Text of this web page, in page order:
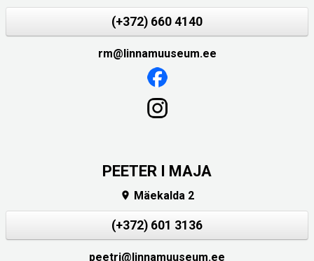
(+372) 660 4140
rm@linnamuuseum.ee
PEETER I MAJA
 Mäekalda 2
(+372) 601 3136
peetri@linnamuuseum.ee